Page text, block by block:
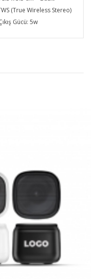
(True Wireless Stereo)
Gücü: 5w